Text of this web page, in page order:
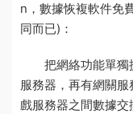
n， 數據恢複軟件免
同而已)：
把網絡功能單獨
服務器，再有網關
戲服務器之間數據